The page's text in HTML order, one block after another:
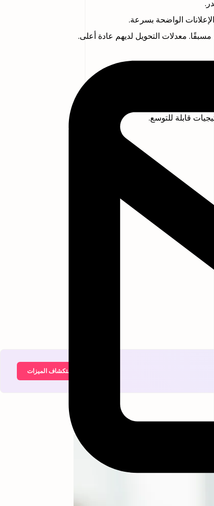
الواضحة بسرعة.
معدلات التحويل لديهم عادة أعلى.
قابلة للتوسع.
استكشاف الميزات